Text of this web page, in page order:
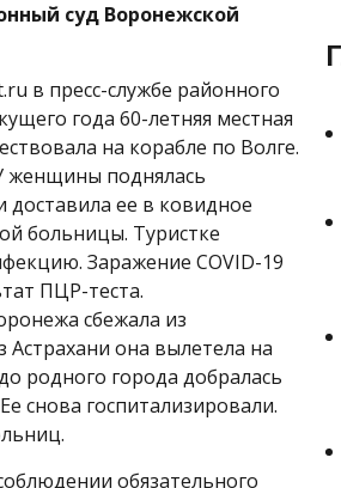
суд Воронежской
в пресс-службе районного
года 60-летняя местная
на корабле по Волге.
женщины поднялась
ее в ковидное
больницы. Туристке
Заражение COVID-19
ПЦР-теста.
сбежала из
Астрахани она вылетела на
родного города добралась
снова госпитализировали.
обязательного